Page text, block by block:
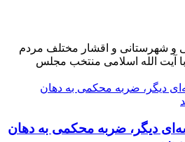
و شهرستانی و اقشار مختلف مردم
آیت الله اسلامی منتخب مجلس
دیگر، ضربه محکمی به دهان